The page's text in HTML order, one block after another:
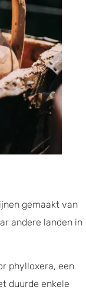
gemaakt van
andere landen in
phylloxera, een
duurde enkele